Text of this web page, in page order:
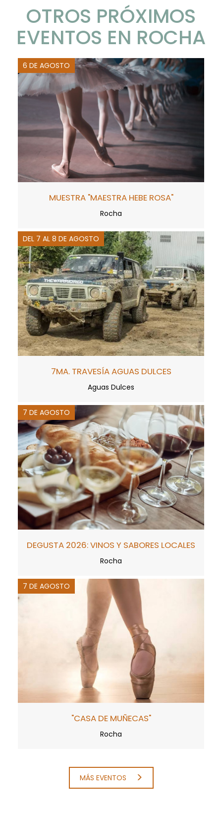
OTROS PRÓXIMOS
EVENTOS EN ROCHA
6 DE AGOSTO
MUESTRA "MAESTRA HEBE ROSA"
Rocha
DEL 7 AL 8 DE AGOSTO
7MA. TRAVESÍA AGUAS DULCES
Aguas Dulces
7 DE AGOSTO
DEGUSTA 2026: VINOS Y SABORES LOCALES
Rocha
7 DE AGOSTO
"CASA DE MUÑECAS"
Rocha
MÁS EVENTOS